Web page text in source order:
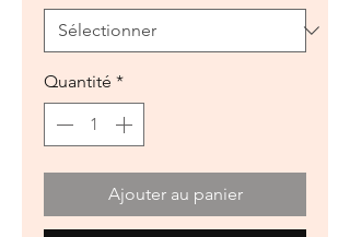
Quantité *
Ajouter au panier